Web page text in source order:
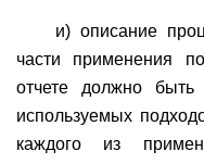
и) описание
части применения
отчете должно
используемых
каждого из